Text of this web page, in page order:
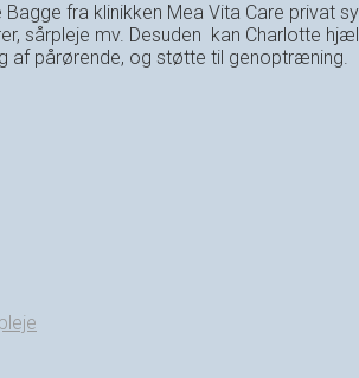
fra klinikken Mea Vita Care privat
sårpleje mv. Desuden kan Charlotte
af pårørende, og støtte til genoptræning.